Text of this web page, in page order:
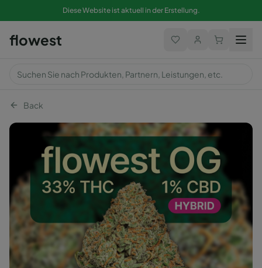
Diese Website ist aktuell in der Erstellung.
flowest
Back